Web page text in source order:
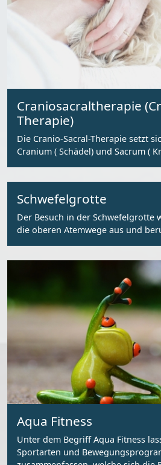
Craniosacraltherapie
Therapie)
Die Cranio-Sacral-Therapie setzt
Cranium ( Schädel) und Sacrum (
Schwefelgrotte
Der Besuch in der Schwefelgrotte
die oberen Atemwege aus und
Aqua Fitness
Unter dem Begriff Aqua Fitness
Sportarten und